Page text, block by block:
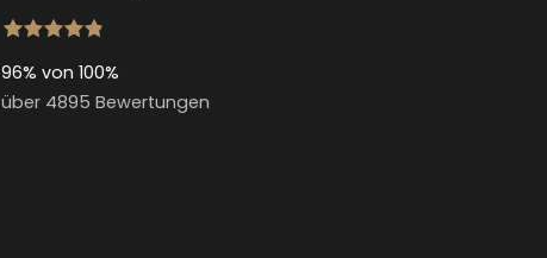
96% von 100%
über 4895 Bewertungen